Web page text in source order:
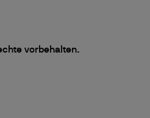
vorbehalten.